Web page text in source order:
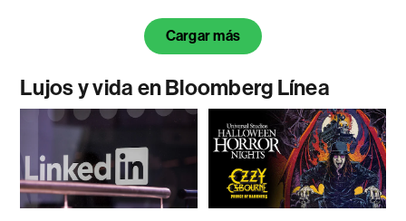
Cargar más
Lujos y vida en Bloomberg Línea